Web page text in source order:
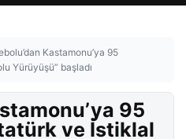
Kastamonu’ya 95
Yürüyüşü” başladı
95
ve İstiklal